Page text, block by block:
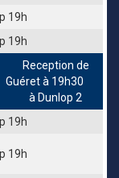
19h
19h
Reception de
Guéret à 19h30
à Dunlop 2
19h
19h